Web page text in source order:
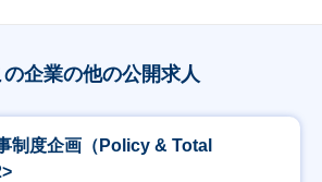
の企業の他の公開求人
制度企画（Policy & Total